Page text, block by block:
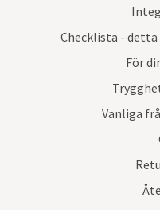
Checklista -
För
Vanliga